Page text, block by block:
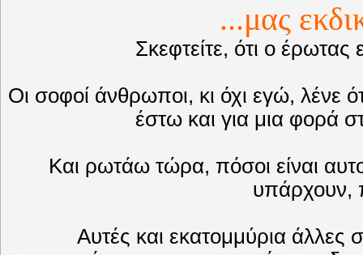
...μας
Σκεφτείτε, ότι ο έρωτας
Οι σοφοί άνθρωποι, κι όχι εγώ, λένε
έστω και για μια φορά
Και ρωτάω τώρα, πόσοι είναι
υπάρχουν,
Αυτές και εκατομμύρια άλλες